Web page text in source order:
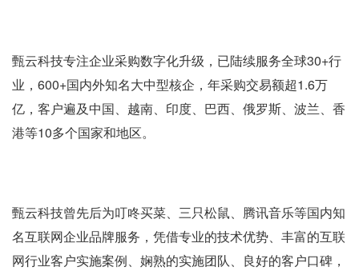
甄云科技专注企业采购数字化升级，已陆续服务全球30+行
业，600+国内外知名大中型核企，年采购交易额超1.6万
亿，客户遍及中国、越南、印度、巴西、俄罗斯、波兰、香
港等10多个国家和地区。
甄云科技曾先后为叮咚买菜、三只松鼠、腾讯音乐等国内知
名互联网企业品牌服务，凭借专业的技术优势、丰富的互联
网行业客户实施案例、娴熟的实施团队、良好的客户口碑，